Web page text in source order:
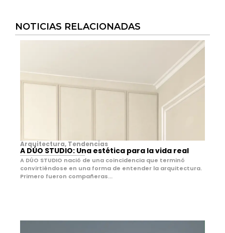
NOTICIAS RELACIONADAS
Arquitectura, Tendencias
A DÚO STUDIO: Una estética para la vida real
A DÚO STUDIO nació de una coincidencia que terminó
convirtiéndose en una forma de entender la arquitectura.
Primero fueron compañeras...